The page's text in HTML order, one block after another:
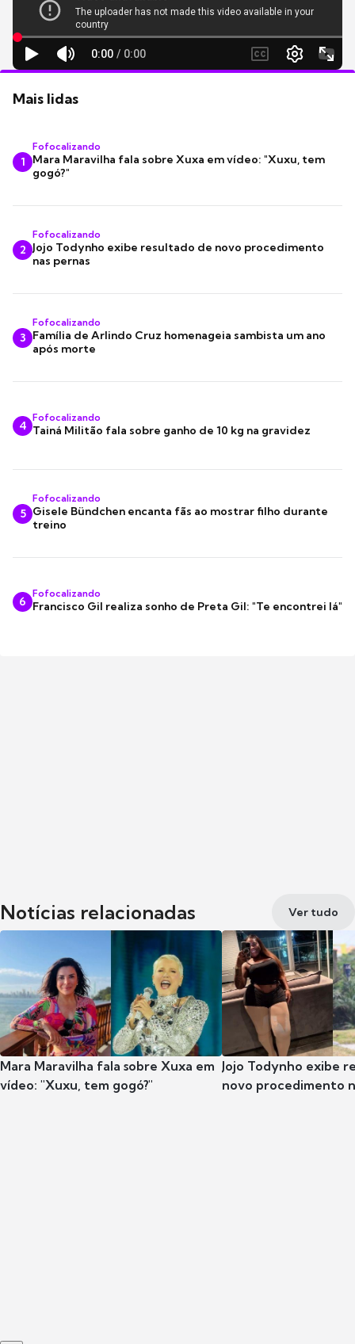
Mais lidas
1
Fofocalizando
Mara Maravilha fala sobre Xuxa em vídeo: "Xuxu, tem
gogó?"
2
Fofocalizando
Jojo Todynho exibe resultado de novo procedimento
nas pernas
3
Fofocalizando
Família de Arlindo Cruz homenageia sambista um ano
após morte
4
Fofocalizando
Tainá Militão fala sobre ganho de 10 kg na gravidez
5
Fofocalizando
Gisele Bündchen encanta fãs ao mostrar filho durante
treino
6
Fofocalizando
Francisco Gil realiza sonho de Preta Gil: "Te encontrei lá"
Notícias relacionadas Ver tudo
Mara Maravilha fala sobre Xuxa em
vídeo: "Xuxu, tem gogó?"
Jojo Todynho exibe
novo procedimento